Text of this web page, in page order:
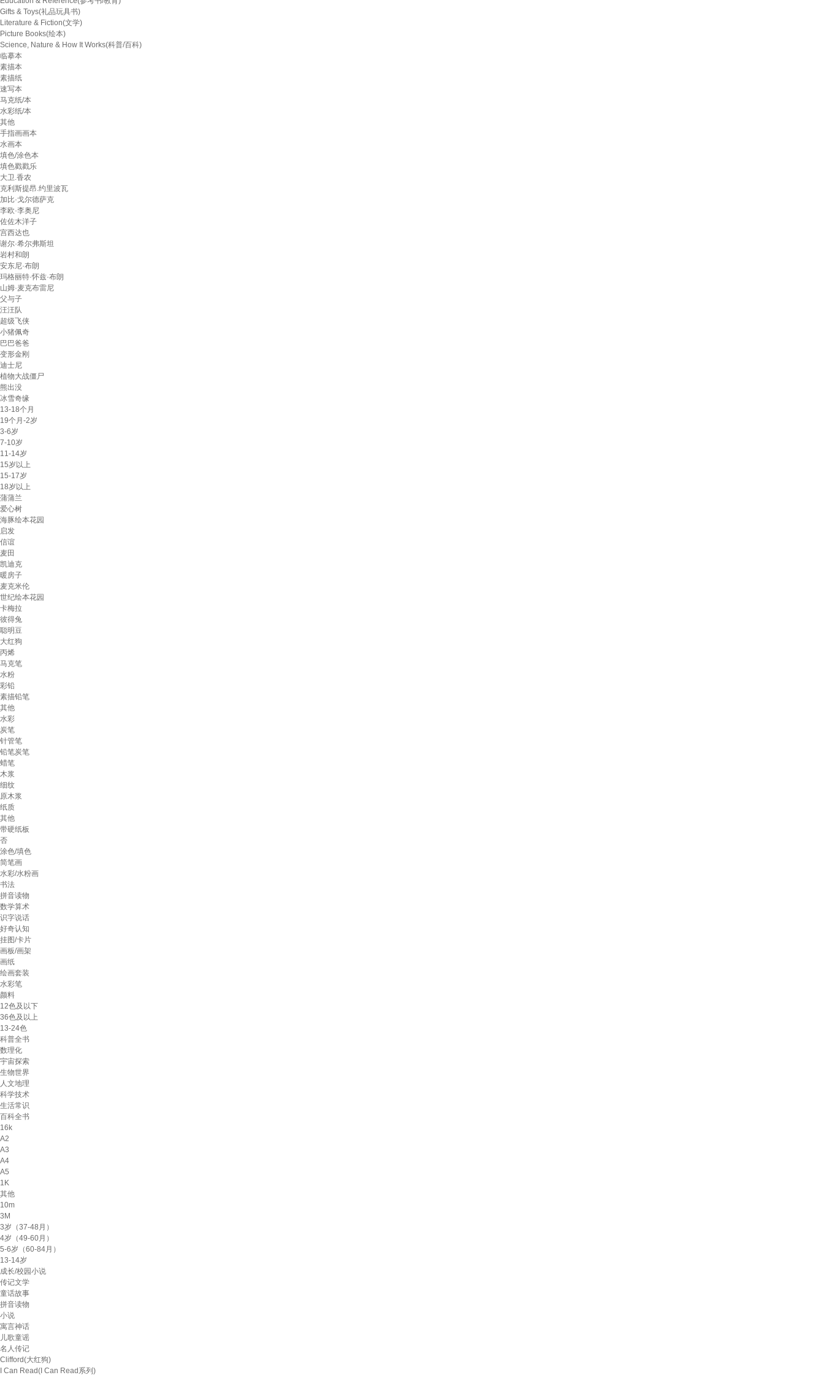
Gifts & Toys(礼品玩具书)
Literature & Fiction(文学)
Picture Books(绘本)
Science, Nature & How It Works(科普/百科)
临摹本
素描本
素描纸
速写本
马克纸/本
水彩纸/本
其他
手指画画本
水画本
填色/涂色本
填色戳戳乐
大卫.香农
克利斯提昂.约里波瓦
加比·戈尔德萨克
李欧·李奥尼
佐佐木洋子
宫西达也
谢尔·希尔弗斯坦
岩村和朗
安东尼·布朗
玛格丽特·怀兹·布朗
山姆·麦克布雷尼
父与子
汪汪队
超级飞侠
小猪佩奇
巴巴爸爸
变形金刚
迪士尼
植物大战僵尸
熊出没
冰雪奇缘
13-18个月
19个月-2岁
3-6岁
7-10岁
11-14岁
15岁以上
15-17岁
18岁以上
蒲蒲兰
爱心树
海豚绘本花园
启发
信谊
麦田
凯迪克
暖房子
麦克米伦
世纪绘本花园
卡梅拉
彼得兔
聪明豆
大红狗
丙烯
马克笔
水粉
彩铅
素描铅笔
其他
水彩
炭笔
针管笔
铅笔炭笔
蜡笔
木浆
细纹
原木浆
纸质
其他
带硬纸板
否
涂色/填色
简笔画
水彩/水粉画
书法
拼音读物
数学算术
识字说话
好奇认知
挂图/卡片
画板/画架
画纸
绘画套装
水彩笔
颜料
12色及以下
36色及以上
13-24色
科普全书
数理化
宇宙探索
生物世界
人文地理
科学技术
生活常识
百科全书
16k
A2
A3
A4
A5
1K
其他
10m
3M
3岁（37-48月）
4岁（49-60月）
5-6岁（60-84月）
13-14岁
成长/校园小说
传记文学
童话故事
拼音读物
小说
寓言神话
儿歌童谣
名人传记
Clifford(大红狗)
I Can Read(I Can Read系列)